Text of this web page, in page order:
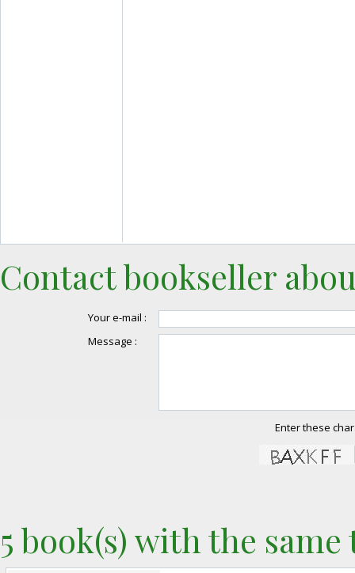
Contact bookseller
Your e-mail :
Message :
Enter these
5 book(s) with the